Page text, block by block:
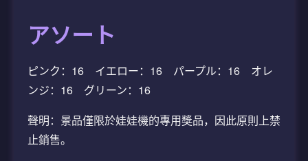
アソート
ピンク：16 イエロー：16 パープル：16 オレ
ンジ：16 グリーン：16
聲明：景品僅限於娃娃機的專用獎品，因此原則上禁
止銷售。